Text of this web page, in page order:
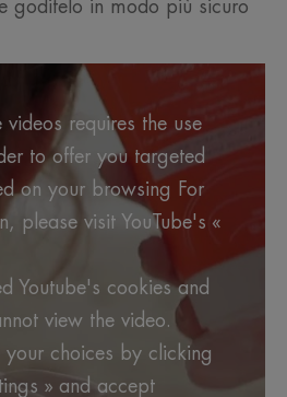
più vulnerabili al
più intense
solare.
offre una fotoprotezione a
raggi UVB, UVA e luce blu
goditelo in modo più sicuro
videos requires the use
to offer you targeted
on your browsing For
please visit YouTube's «
Youtube's cookies and
view the video.
your choices by clicking
» and accept